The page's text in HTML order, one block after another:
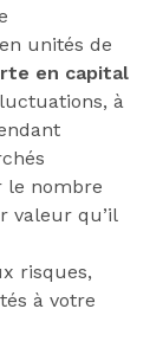
unités de
en capital
à
le nombre
valeur qu’il
risques,
à votre